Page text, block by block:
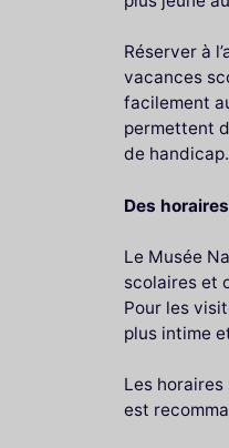
Réserver à
vacances
facilement
permettent
de handicap.
Des
Le Musée
scolaires et
Pour les
plus intime
Les horaires
est